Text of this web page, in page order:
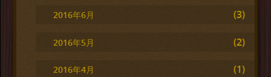
2016年6月 (3)
2016年5月 (2)
2016年4月 (1)